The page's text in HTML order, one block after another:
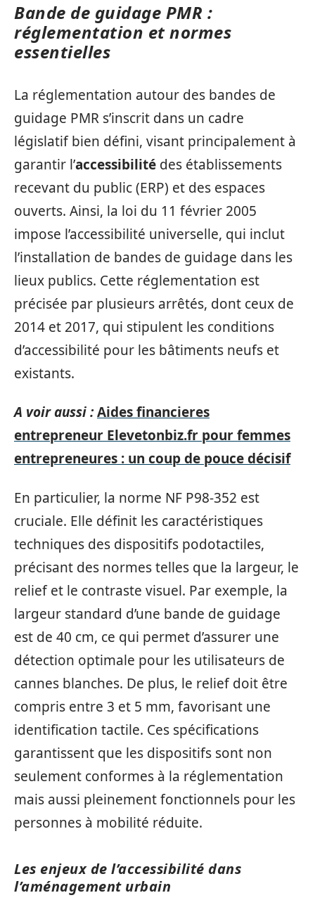
Bande de guidage PMR :
réglementation et normes
essentielles
La réglementation autour des bandes de
guidage PMR s’inscrit dans un cadre
législatif bien défini, visant principalement à
garantir l’accessibilité des établissements
recevant du public (ERP) et des espaces
ouverts. Ainsi, la loi du 11 février 2005
impose l’accessibilité universelle, qui inclut
l’installation de bandes de guidage dans les
lieux publics. Cette réglementation est
précisée par plusieurs arrêtés, dont ceux de
2014 et 2017, qui stipulent les conditions
d’accessibilité pour les bâtiments neufs et
existants.
A voir aussi :Aides financieres
entrepreneur Elevetonbiz.fr pour femmes
entrepreneures : un coup de pouce décisif
En particulier, la norme NF P98-352 est
cruciale. Elle définit les caractéristiques
techniques des dispositifs podotactiles,
précisant des normes telles que la largeur, le
relief et le contraste visuel. Par exemple, la
largeur standard d’une bande de guidage
est de 40 cm, ce qui permet d’assurer une
détection optimale pour les utilisateurs de
cannes blanches. De plus, le relief doit être
compris entre 3 et 5 mm, favorisant une
identification tactile. Ces spécifications
garantissent que les dispositifs sont non
seulement conformes à la réglementation
mais aussi pleinement fonctionnels pour les
personnes à mobilité réduite.
Les enjeux de l’accessibilité dans
l’aménagement urbain